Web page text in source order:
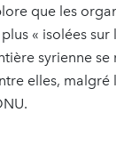
que les
« isolées sur
syrienne
elles, malgré